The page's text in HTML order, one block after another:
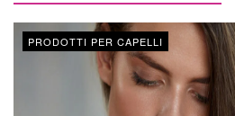
PRODOTTI PER CAPELLI